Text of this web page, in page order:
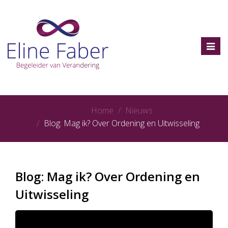
Home
Nieuws
Blog: Mag ik? Over Ordening en Uitwisseling
Blog: Mag ik? Over Ordening en
Uitwisseling